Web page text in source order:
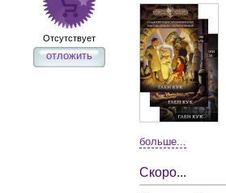
Отсутствует
отложить
больше...
Скоро...